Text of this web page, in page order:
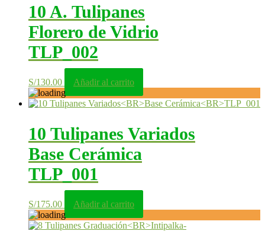
10 A. Tulipanes
Florero de Vidrio
TLP_002
S/130.00 Añadir al carrito
10 Tulipanes Variados
Base Cerámica
TLP_001
S/175.00 Añadir al carrito